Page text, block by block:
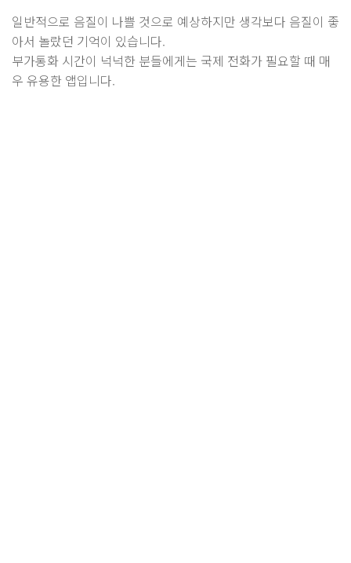
일반적으로 음질이 나쁠 것으로 예상하지만 생각보다 음질이 좋
아서 놀랐던 기억이 있습니다.
부가통화 시간이 넉넉한 분들에게는 국제 전화가 필요할 때 매
우 유용한 앱입니다.